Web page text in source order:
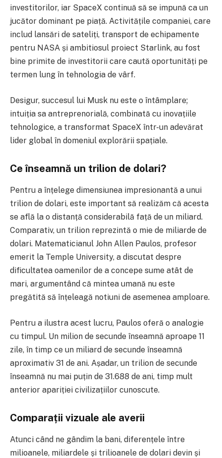
investitorilor, iar SpaceX continuă să se impună ca un
jucător dominant pe piață. Activitățile companiei, care
includ lansări de sateliți, transport de echipamente
pentru NASA și ambitiosul proiect Starlink, au fost
bine primite de investitorii care caută oportunități pe
termen lung în tehnologia de vârf.
Desigur, succesul lui Musk nu este o întâmplare;
intuiția sa antreprenorială, combinată cu inovațiile
tehnologice, a transformat SpaceX într-un adevărat
lider global în domeniul explorării spațiale.
Ce înseamnă un trilion de dolari?
Pentru a înțelege dimensiunea impresionantă a unui
trilion de dolari, este important să realizăm că acesta
se află la o distanță considerabilă față de un miliard.
Comparativ, un trilion reprezintă o mie de miliarde de
dolari. Matematicianul John Allen Paulos, profesor
emerit la Temple University, a discutat despre
dificultatea oamenilor de a concepe sume atât de
mari, argumentând că mintea umană nu este
pregătită să înțeleagă notiuni de asemenea amploare.
Pentru a ilustra acest lucru, Paulos oferă o analogie
cu timpul. Un milion de secunde înseamnă aproape 11
zile, în timp ce un miliard de secunde înseamnă
aproximativ 31 de ani. Așadar, un trilion de secunde
înseamnă nu mai puțin de 31.688 de ani, timp mult
anterior apariției civilizațiilor cunoscute.
Comparații vizuale ale averii
Atunci când ne gândim la bani, diferențele între
milioanele, miliardele și trilioanele de dolari devin și